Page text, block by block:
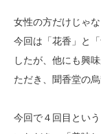
女性の方だけじゃ
今回は「花香」と
したが、 他にも興
ただき、 聞香堂の
今回で４回目とい